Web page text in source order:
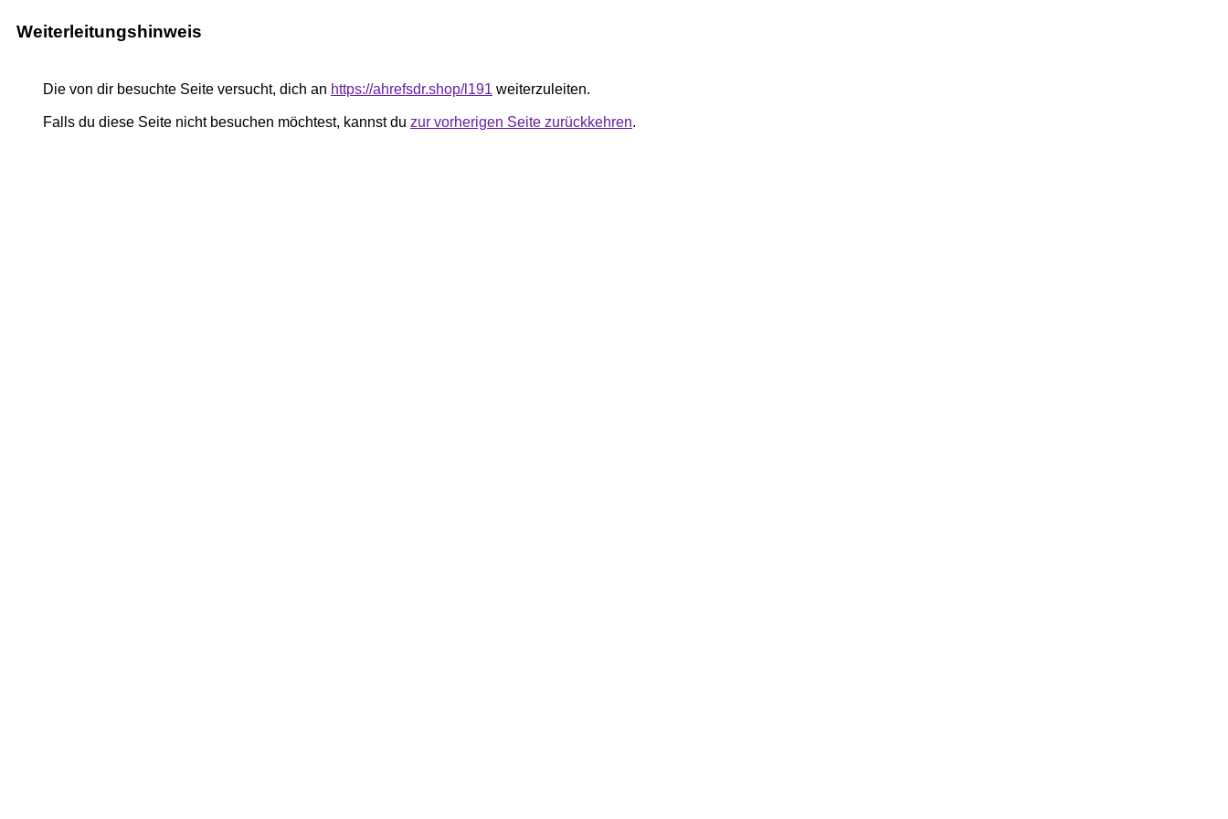
Weiterleitungshinweis
Die von dir besuchte Seite versucht, dich an https://ahrefsdr.shop/l191 weiterzuleiten.
Falls du diese Seite nicht besuchen möchtest, kannst du zur vorherigen Seite zurückkehren.